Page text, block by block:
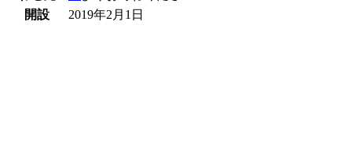
開設
2019年2月1日